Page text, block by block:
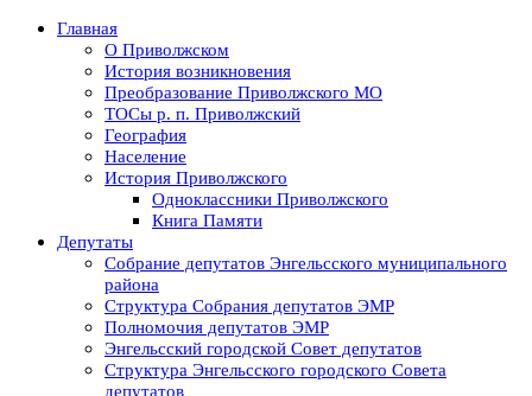
Главная
О Приволжском
История возникновения
Преобразование Приволжского МО
ТОСы р. п. Приволжский
География
Население
История Приволжского
Одноклассники Приволжского
Книга Памяти
Депутаты
Собрание депутатов Энгельсского муниципального
района
Структура Собрания депутатов ЭМР
Полномочия депутатов ЭМР
Энгельсский городской Совет депутатов
Структура Энгельсского городского Совета
депутатов